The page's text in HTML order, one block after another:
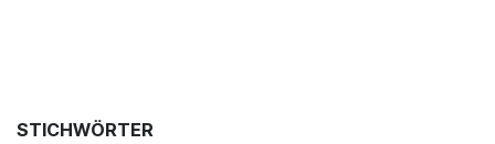
STICHWÖRTER